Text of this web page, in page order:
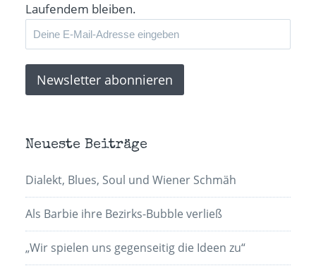
Laufendem bleiben.
Neueste Beiträge
Dialekt, Blues, Soul und Wiener Schmäh
Als Barbie ihre Bezirks-Bubble verließ
„Wir spielen uns gegenseitig die Ideen zu“